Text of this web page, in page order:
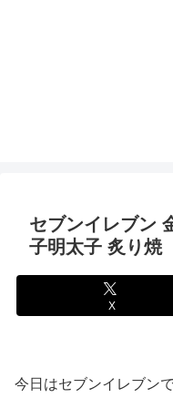
セブンイレブン
子明太子 炙り焼
X
今日はセブンイレブン